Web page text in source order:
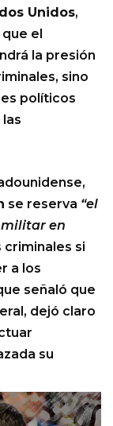
Unidos,
el
la presión
sino
políticos
se reserva “el
militar en
si
a los
señaló que
dejó claro
su